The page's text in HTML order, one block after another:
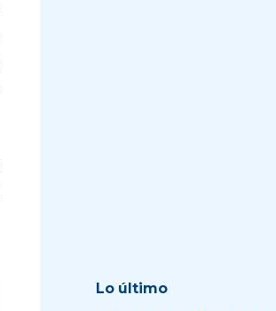
Lo último